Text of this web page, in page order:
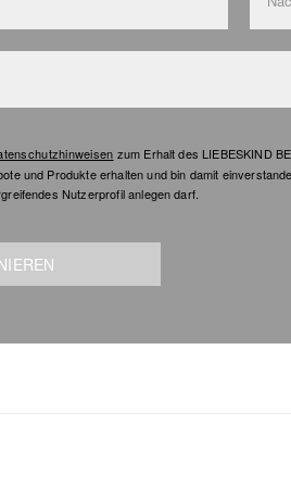
zum Erhalt des LIEBESKIND
und Produkte erhalten und bin damit
Nutzerprofil anlegen darf.